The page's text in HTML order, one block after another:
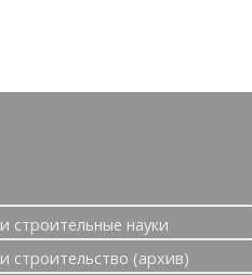
строительные науки
строительство (архив)